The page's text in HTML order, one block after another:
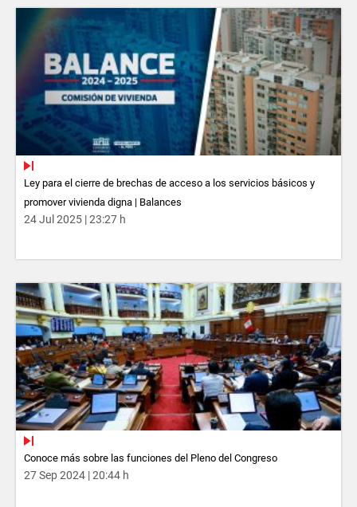
Ley para el cierre de brechas de acceso a los servicios básicos y
promover vivienda digna | Balances
24 Jul 2025 | 23:27 h
Conoce más sobre las funciones del Pleno del Congreso
27 Sep 2024 | 20:44 h